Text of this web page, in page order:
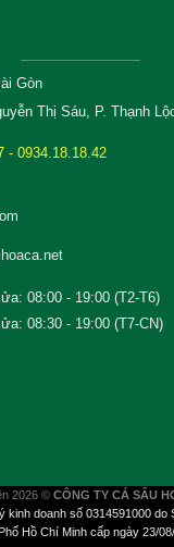
Gòn
Thị Sáu, P. Thạnh
- 0934.18.18.42
08:00 - 19:00 (T2-T6)
08:30 - 19:00 (T7-CN)
2026 © CÔNG TY CÁ SẤU
kinh doanh số 0314591000 do
Hồ Chí Minh cấp ngày 23/